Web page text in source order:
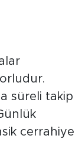
süreli takip
cerrahiye